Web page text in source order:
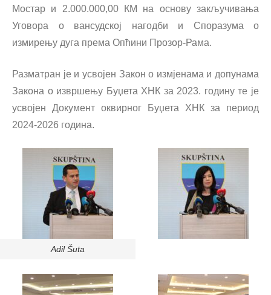
Мостар и 2.000.000,00 КМ на основу закључивања
Уговора о вансудској нагодби и Споразума о
измирењу дуга према Опћини Прозор-Рама.
Разматран је и усвојен Закон о измјенама и допунама
Закона о извршењу Буџета ХНК за 2023. годину те је
усвојен Документ оквирног Буџета ХНК за период
2024-2026 година.
Adil Šuta